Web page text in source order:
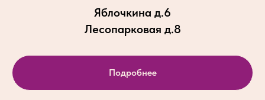
Яблочкина д.6
Лесопарковая д.8
Подробнее